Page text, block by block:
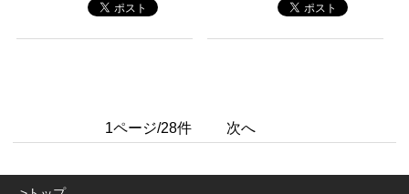
1ページ/28件 次へ